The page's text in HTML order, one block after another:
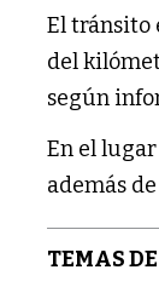
El tránsito
del
según
En el
además
TEMAS